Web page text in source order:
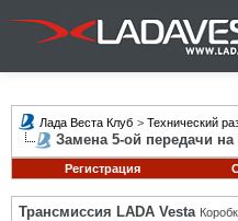
Лада Веста Клуб > Технический
Замена 5-ой передачи
Регистрация
Трансмиссия LADA Vesta